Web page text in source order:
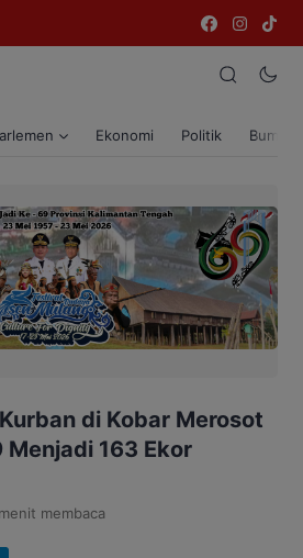
Ekonomi Politik Bumi
di Kobar Merosot
163 Ekor
membaca